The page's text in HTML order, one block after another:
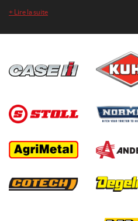
+ Lire la suite